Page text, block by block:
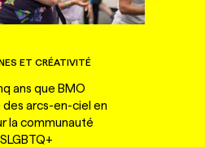
ET CRÉATIVITÉ
ans que BMO
arcs-en-ciel en
la communauté